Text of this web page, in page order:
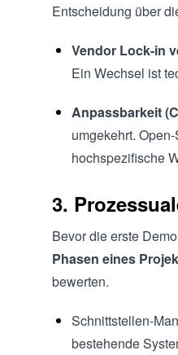
Entscheidung über
Vendor Lock-in
Ein Wechsel ist
Anpassbarkeit
umgekehrt.
hochspezifische
3.
Bevor die erste
Phasen eines
bewerten.
Schnittstellen-
bestehende